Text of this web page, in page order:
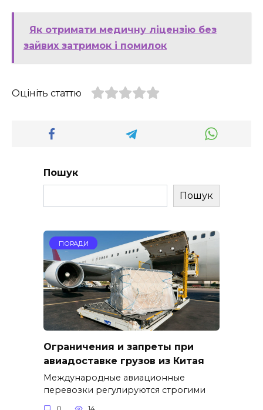
Як отримати медичну ліцензію без
зайвих затримок і помилок
Оцініть статтю
Пошук
Пошук
ПОРАДИ
Ограничения и запреты при
авиадоставке грузов из Китая
Международные авиационные
перевозки регулируются строгими